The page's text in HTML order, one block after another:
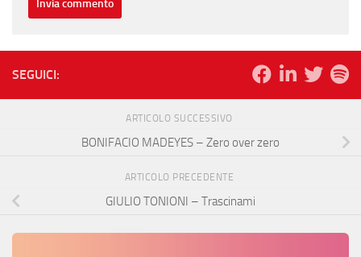
SEGUICI:
ARTICOLO SUCCESSIVO
BONIFACIO MADEYES – Zero over zero
ARTICOLO PRECEDENTE
GIULIO TONIONI – Trascinami